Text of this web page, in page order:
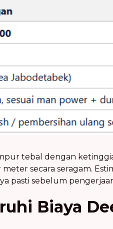
tebal dengan
secara seragam.
pasti sebelum
Biaya